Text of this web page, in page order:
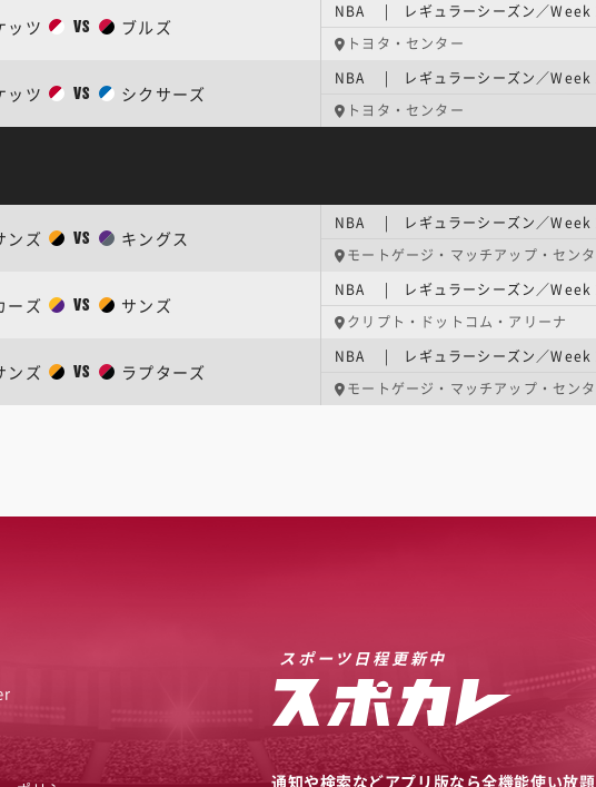
ッツ VS ブルズ
NBA | レギュラーシーズン／Week
トヨタ・センター
ッツ VS シクサーズ
NBA | レギュラーシーズン／Week
トヨタ・センター
ンズ VS キングス
NBA | レギュラーシーズン／Week
モートゲージ・マッチアップ・セン
ーズ VS サンズ
NBA | レギュラーシーズン／Week
クリプト・ドットコム・アリーナ
ンズ VS ラプターズ
NBA | レギュラーシーズン／Week
モートゲージ・マッチアップ・セン
スポーツ日程更新中
通知や検索などアプリ版なら全機能使い放題